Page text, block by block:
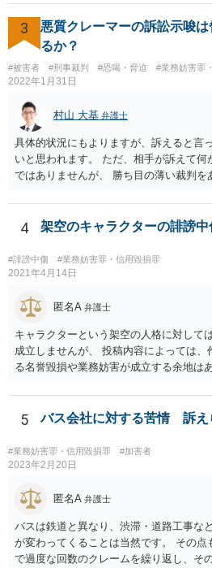
す）に基づいて 提案されるもので、応
り下がったりはありえます。 例えば、
がるかもしれないから応じておくか、と
払うことになるリスクを考えたら和解に
うな案が出てきます。
3
悪質クレーマーの訴訟示唆
るか？
#被害者 #刑事裁判 #恐喝・脅迫 #業務妨害罪
2022年1月31日
村山 大基 弁護士
具体的状況にもよりますが、訴えると言
いと思われます。 ただ、相手が訴えて
ではありませんが、 勝ち目の薄い裁判
ると時間や労力、弁護士に依頼するなら
依頼まではしなくとも、詳しく状況を伝
そうかなど 含めて弁護士に相談に行っ
もしれません。
4 架空のキャラクターの誹謗中
#誹謗中傷 #業務妨害罪・信用毀損罪
2021年4月14日
匿名A 弁護士
キャラクターという架空の人格に対して
成立しませんが、 投稿内容によっては、
る名誉毀損や業務妨害が成立する余地は
5 バス会社に対する苦情 訴え
#業務妨害罪・信用毀損罪 #加害者
2023年2月20日
匿名A 弁護士
バスは鉄道と異なり、渋滞・道路工事な
が変わってくることは当然です。 その
で過度な回数のクレームを繰り返し、そ